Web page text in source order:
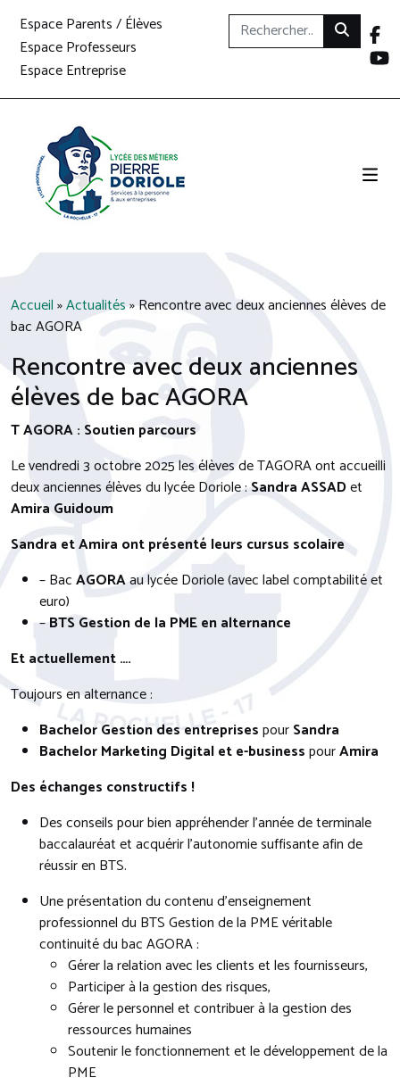
Espace Parents / Élèves
Espace Professeurs
Espace Entreprise
Accueil»Actualités»Rencontre avec deux anciennes élèves de
bac AGORA
Rencontre avec deux anciennes
élèves de bac AGORA
T AGORA : Soutien parcours
Le vendredi 3 octobre 2025 les élèves de TAGORA ont accueilli
deux anciennes élèves du lycée Doriole :Sandra ASSADet
Amira Guidoum
Sandra et Amira ont présenté leurs cursus scolaire
– BacAGORAau lycée Doriole (avec label comptabilité et
euro)
–BTS Gestion de la PME en alternance
Et actuellement ….
Toujours en alternance :
Bachelor Gestion des entreprisespourSandra
Bachelor Marketing Digital et e-businesspourAmira
Des échanges constructifs !
Des conseils pour bien appréhender l’année de terminale
baccalauréat et acquérir l’autonomie suffisante afin de
réussir en BTS.
Une présentation du contenu d’enseignement
professionnel du BTS Gestion de la PME véritable
continuité du bac AGORA :
Gérer la relation avec les clients et les fournisseurs,
Participer à la gestion des risques,
Gérer le personnel et contribuer à la gestion des
ressources humaines
Soutenir le fonctionnement et le développement de la
PME